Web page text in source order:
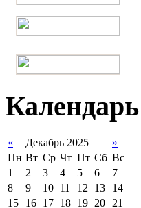
« Декабрь 2025
»
Пн Вт Ср Чт Пт Сб Вс
1
2 3 4 5 6
7
8
9 10 11 12 13
14
15
16 17 18 19 20 21